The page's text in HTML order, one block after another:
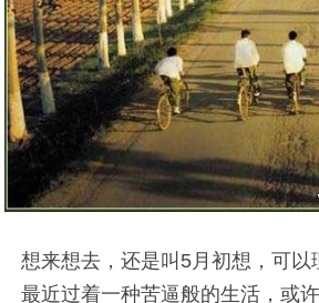
想来想去，还是叫5月初想，可以
最近过着一种苦逼般的生活，或